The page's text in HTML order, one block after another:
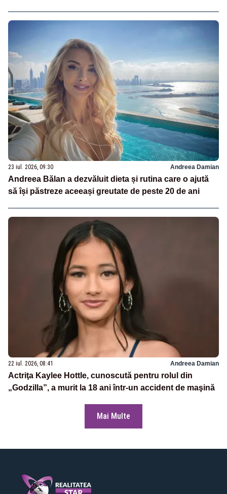
23 iul. 2026, 09:30 Andreea Damian
Andreea Bălan a dezvăluit dieta și rutina care o ajută
să își păstreze aceeași greutate de peste 20 de ani
22 iul. 2026, 08:41 Andreea Damian
Actriţa Kaylee Hottle, cunoscută pentru rolul din
„Godzilla”, a murit la 18 ani într-un accident de maşină
Mai Multe